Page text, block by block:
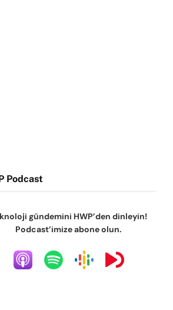
Podcast
gündemini HWP’den dinleyin!
Podcast’imize abone olun.